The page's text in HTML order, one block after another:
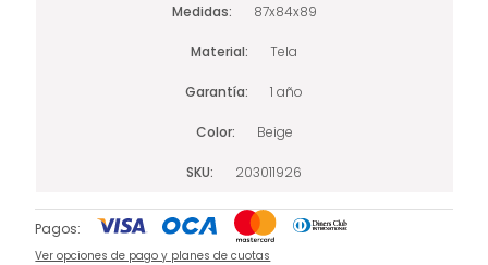
Medidas 87x84x89
Material Tela
Garantía 1 año
Color Beige
SKU 203011926
Pagos:
Ver opciones de pago y planes de cuotas